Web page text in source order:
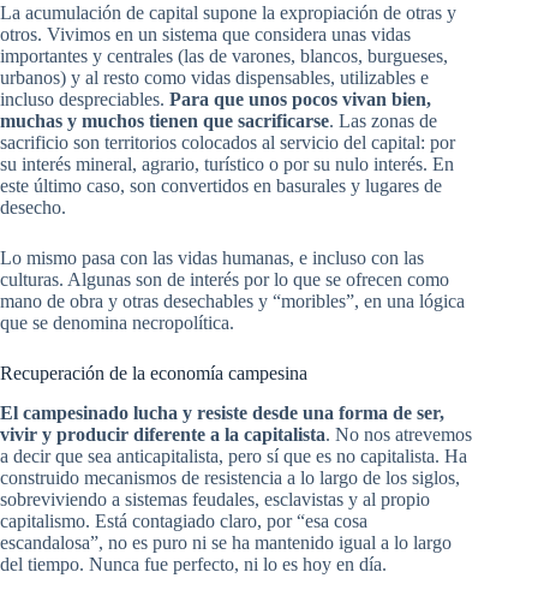
La acumulación de capital supone la expropiación de otras y
otros. Vivimos en un sistema que considera unas vidas
importantes y centrales (las de varones, blancos, burgueses,
urbanos) y al resto como vidas dispensables, utilizables e
incluso despreciables. Para que unos pocos vivan bien,
muchas y muchos tienen que sacrificarse. Las zonas de
sacrificio son territorios colocados al servicio del capital: por
su interés mineral, agrario, turístico o por su nulo interés. En
este último caso, son convertidos en basurales y lugares de
desecho.
Lo mismo pasa con las vidas humanas, e incluso con las
culturas. Algunas son de interés por lo que se ofrecen como
mano de obra y otras desechables y “moribles”, en una lógica
que se denomina necropolítica.
Recuperación de la economía campesina
El campesinado lucha y resiste desde una forma de ser,
vivir y producir diferente a la capitalista. No nos atrevemos
a decir que sea anticapitalista, pero sí que es no capitalista. Ha
construido mecanismos de resistencia a lo largo de los siglos,
sobreviviendo a sistemas feudales, esclavistas y al propio
capitalismo. Está contagiado claro, por “esa cosa
escandalosa”, no es puro ni se ha mantenido igual a lo largo
del tiempo. Nunca fue perfecto, ni lo es hoy en día.